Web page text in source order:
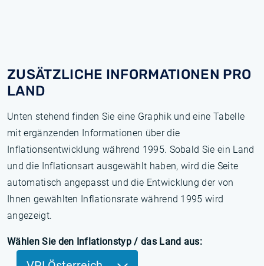
ZUSÄTZLICHE INFORMATIONEN PRO
LAND
Unten stehend finden Sie eine Graphik und eine Tabelle
mit ergänzenden Informationen über die
Inflationsentwicklung während 1995. Sobald Sie ein Land
und die Inflationsart ausgewählt haben, wird die Seite
automatisch angepasst und die Entwicklung der von
Ihnen gewählten Inflationsrate während 1995 wird
angezeigt.
Wählen Sie den Inflationstyp / das Land aus: